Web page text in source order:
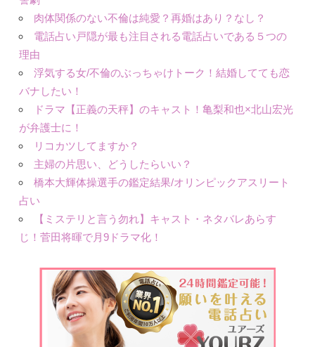
肉体関係のない不倫は純愛？再婚はあり？なし？
電話占い戸隠が最も注目される電話占いである５つの
理由
浮気する女/不倫のぶっちゃけトーク！結婚してても恋
バナしたい！
ドラマ【正義の天秤】のキャスト！亀梨和也×北山宏光
が弁護士に！
リコカツしてますか？
主婦の片思い、どうしたらいい？
橋本大輝体操選手の鑑定結果/オリンピックアスリート
占い
【ミステリと言う勿れ】キャスト・ネタバレあらす
じ！菅田将暉で月9ドラマ化！